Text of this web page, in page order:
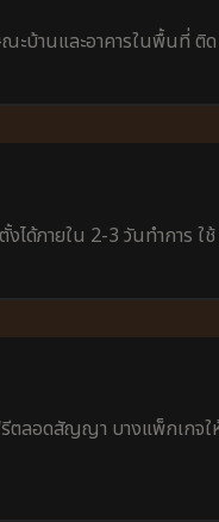
ะบ้านและอาคารในพื้นที่ ติด
ได้ภายใน 2-3 วันทำการ ใช้
ตลอดสัญญา บางแพ็กเกจใ